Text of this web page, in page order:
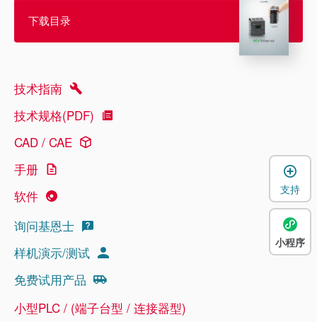
下载目录
技术指南
技术规格(PDF)
CAD / CAE
手册
软件
询问基恩士
样机演示/测试
免费试用产品
小型PLC / (端子台型 / 连接器型)
支持
小程序